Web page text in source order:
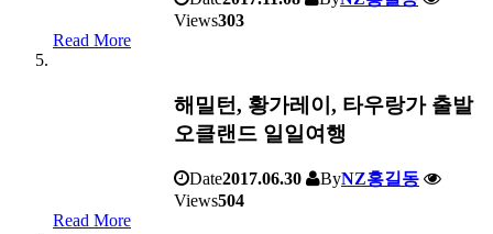
Views303
Read More
해밀턴, 황가레이, 타우랑가 출발
오클랜드 일일여행
Date2017.06.30 ByNZ홍길동
Views504
Read More